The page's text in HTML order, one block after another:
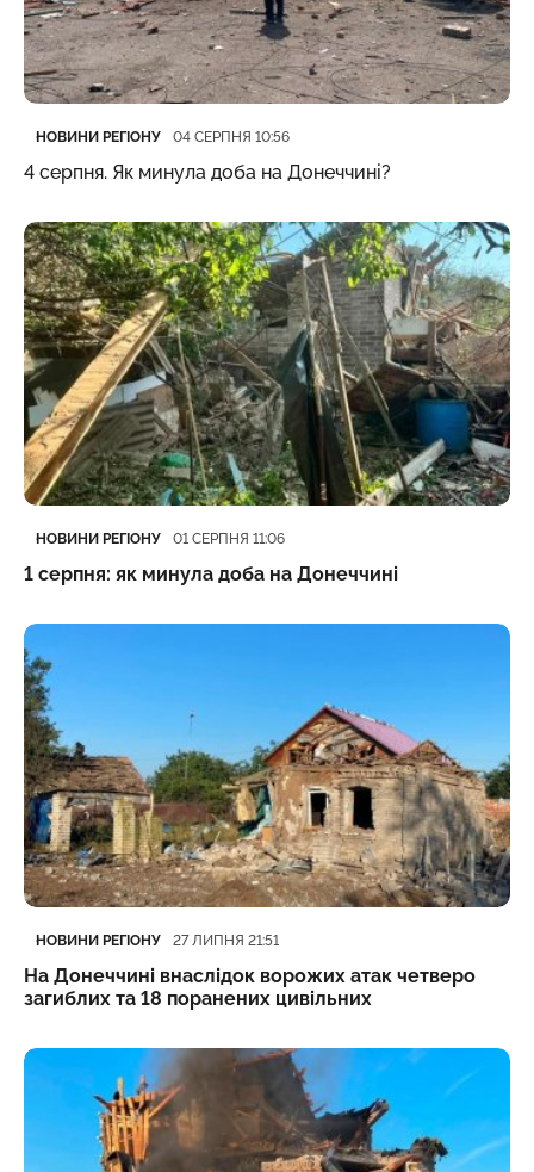
Категорія
НОВИНИ РЕГІОНУ
Дата публікації 04 СЕРПНЯ 10:56
4 серпня. Як минула доба на Донеччині?
Категорія
НОВИНИ РЕГІОНУ
Дата публікації 01 СЕРПНЯ 11:06
1 серпня: як минула доба на Донеччині
Категорія
НОВИНИ РЕГІОНУ
Дата публікації 27 ЛИПНЯ 21:51
На Донеччині внаслідок ворожих атак четверо
загиблих та 18 поранених цивільних